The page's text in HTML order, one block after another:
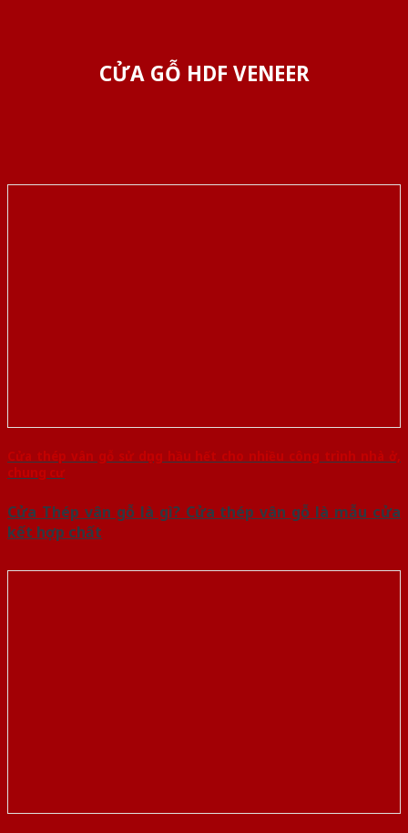
CỬA GỖ HDF VENEER
Cửa thép vân gỗ sử dụng hầu hết cho nhiều công trình nhà ở,
chung cư
Cửa Thép vân gỗ là gì? Cửa thép vân gỗ là mẫu cửa
kết hợp chất